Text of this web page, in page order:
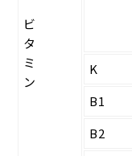
ビ
タ
ミ
ン
K
B1
B2